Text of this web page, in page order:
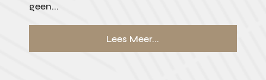
geen...
Lees Meer...